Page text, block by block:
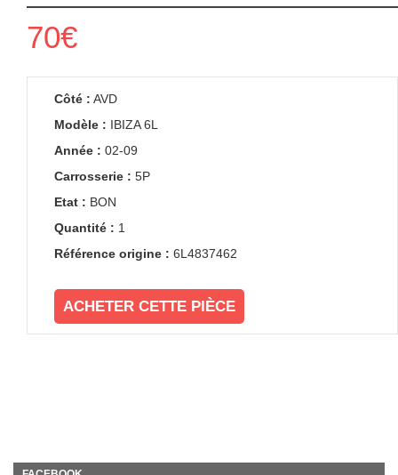
70€
Côté : AVD
Modèle : IBIZA 6L
Année : 02-09
Carrosserie : 5P
Etat : BON
Quantité : 1
Référence origine : 6L4837462
ACHETER CETTE PIÈCE